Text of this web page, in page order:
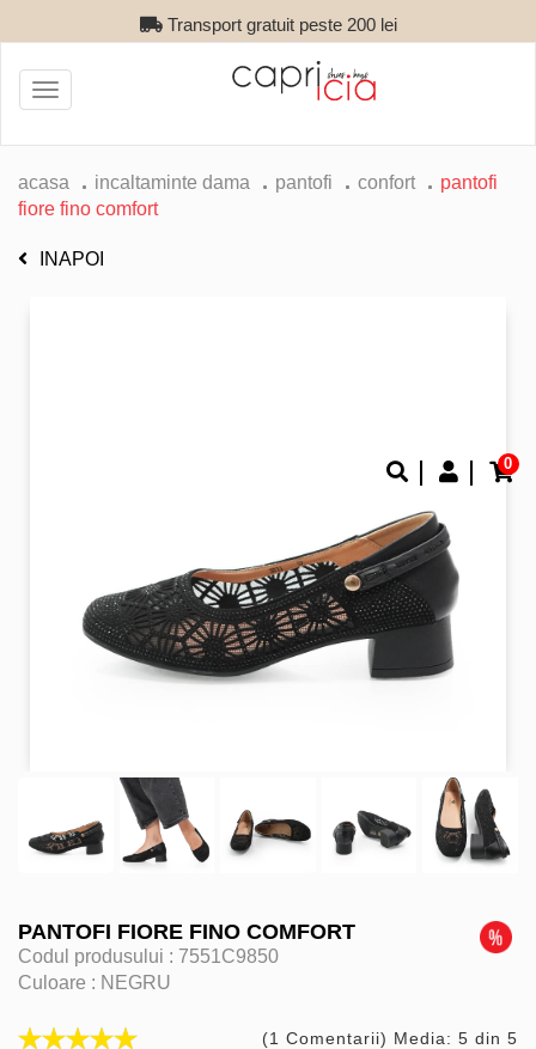
Transport gratuit peste 200 lei
0
Toggle
navigation
acasa incaltaminte dama pantofi confort
pantofi
fiore fino comfort
INAPOI
PANTOFI FIORE FINO COMFORT
Codul produsului : 7551C9850
Culoare : NEGRU
(1 Comentarii) Media: 5 din 5